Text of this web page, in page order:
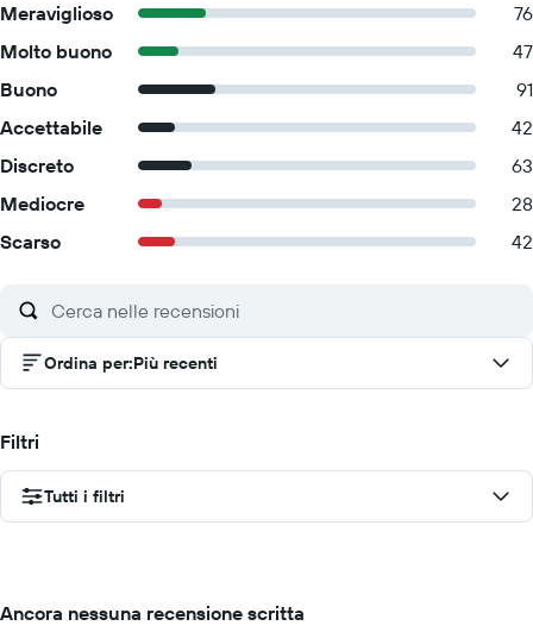
Meraviglioso
76
Molto buono
47
Buono
91
Accettabile
42
Discreto
63
Mediocre
28
Scarso
42
Ordina per:Più recenti
Filtri
Tutti i filtri
Ancora nessuna recensione scritta